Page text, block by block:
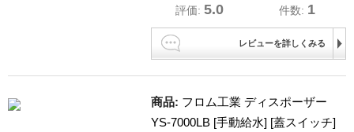
評価:5.0 件数: 1
レビューを詳しくみる
商品: フロム工業 ディスポーザー
YS-7000LB [手動給水] [蓋スイッチ]